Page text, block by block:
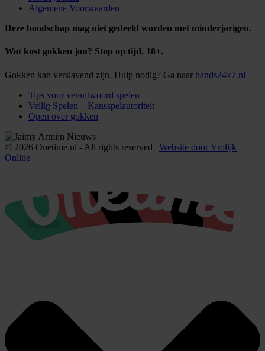
Algemene Voorwaarden
Deze boodschap mag niet gedeeld worden met minderjarigen.
Wat kost gokken jou? Stop op tijd. 18+.
Gokken kan verslavend zijn. Hulp nodig? Ga naar hands24x7.nl
Tips voor verantwoord spelen
Veilig Spelen – Kansspelautoriteit
Open over gokken
© 2026 Onetime.nl - All rights reserved | Website door Vrolijk
Online